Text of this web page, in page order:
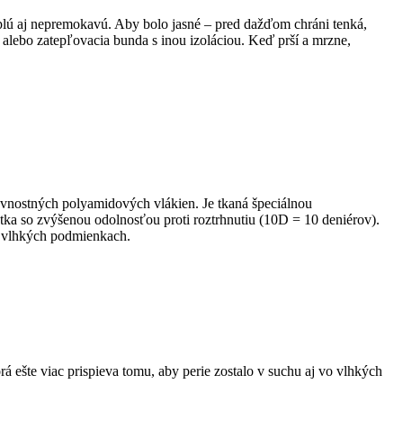
nepremokavú. Aby bolo jasné – pred dažďom chráni tenká,
zatepľovacia bunda s inou izoláciou. Keď prší a mrzne,
polyamidových vlákien. Je tkaná špeciálnou
so zvýšenou odolnosťou proti roztrhnutiu (10D = 10 deniérov).
podmienkach.
ešte viac prispieva tomu, aby perie zostalo v suchu aj vo vlhkých